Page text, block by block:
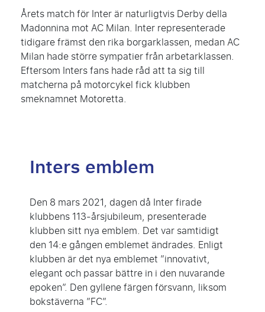
Årets match för Inter är naturligtvis Derby della
Madonnina mot AC Milan. Inter representerade
tidigare främst den rika borgarklassen, medan AC
Milan hade större sympatier från arbetarklassen.
Eftersom Inters fans hade råd att ta sig till
matcherna på motorcykel fick klubben
smeknamnet Motoretta.
Inters emblem
Den 8 mars 2021, dagen då Inter firade
klubbens 113-årsjubileum, presenterade
klubben sitt nya emblem. Det var samtidigt
den 14:e gången emblemet ändrades. Enligt
klubben är det nya emblemet ”innovativt,
elegant och passar bättre in i den nuvarande
epoken”. Den gyllene färgen försvann, liksom
bokstäverna ”FC”.